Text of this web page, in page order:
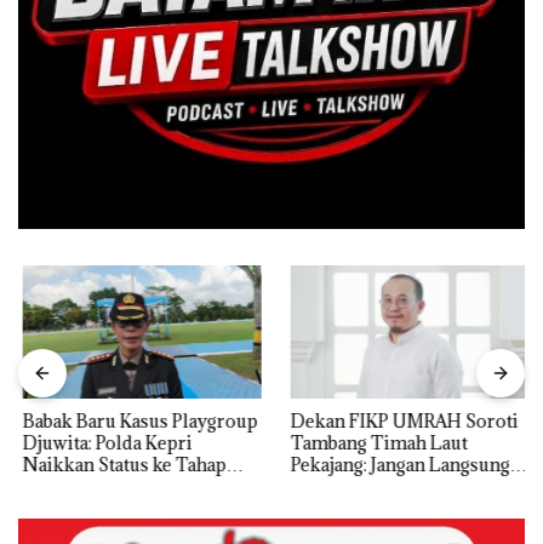
Babak Baru Kasus Playgroup
Djuwita: Polda Kepri
Naikkan Status ke Tahap
Dekan FIKP UMRAH Soroti
Tambang Timah Laut
Pekajang: Jangan Langsung
Lingkungannya